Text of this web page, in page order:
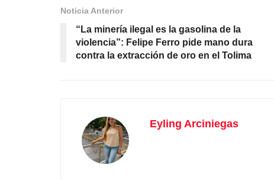
Noticia Anterior
“La minería ilegal es la gasolina de la
violencia”: Felipe Ferro pide mano dura
contra la extracción de oro en el Tolima
Eyling Arciniegas